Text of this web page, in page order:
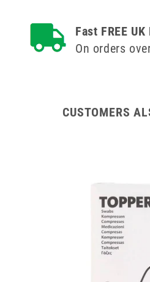
силиконови
тапи
тапи
за
Fast FREE
On orders
CUSTOMERS